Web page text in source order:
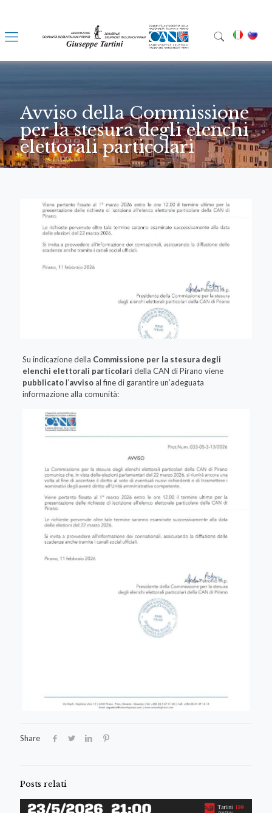
Avviso della Commissione
per la stesura degli elenchi
elettorali particolari
Su indicazione della Commissione per la stesura degli
elenchi elettorali particolari della CAN di Pirano viene
pubblicatol’avvisoal fine di garantire un’adeguata
informazione alla comunità:
Share
Posts relati